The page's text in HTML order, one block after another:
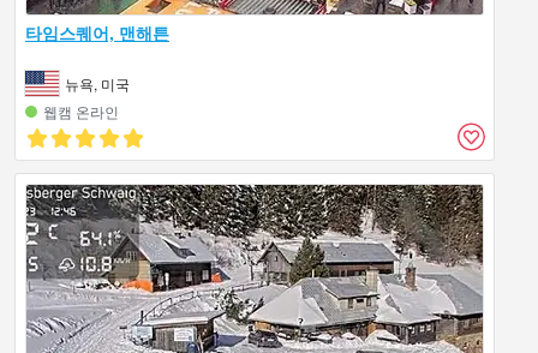
타임스퀘어, 맨해튼
뉴욕, 미국
웹캠 온라인